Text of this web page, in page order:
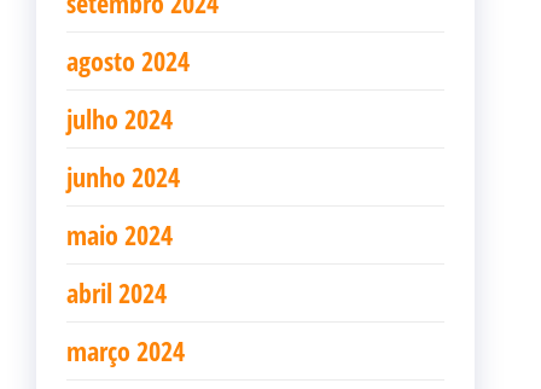
agosto 2024
julho 2024
junho 2024
maio 2024
abril 2024
março 2024